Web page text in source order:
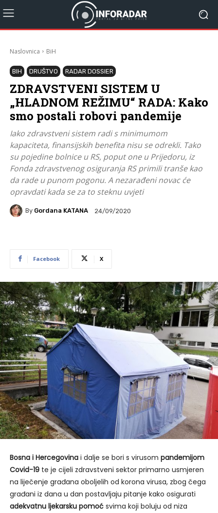
Naslovnica BiH
BIH DRUŠTVO RADAR DOSSIER
ZDRAVSTVENI SISTEM U
„HLADNOM REŽIMU“ RADA: Kako
smo postali robovi pandemije
Iako zdravstveni sistem radi s minimumom
kapaciteta, finansijskih benefita nisu se odrekli. Tako
su pojedine bolnice u RS, poput one u Prijedoru, iz
Fonda zdravstvenog osiguranja RS primili tranše kao
da rade u punom pogonu. A nezarađeni novac će
opravdati kada se za to steknu uvjeti
By Gordana KATANA 24/09/2020
Facebook X
Bosna i Hercegovina i dalje se bori s virusom pandemijom
Covid-19 te je cijeli zdravstveni sektor primarno usmjeren
na liječenje građana oboljelih od korona virusa, zbog čega
građani iz dana u dan postavljaju pitanje kako osigurati
adekvatnu ljekarsku pomoć svima koji boluju od niza